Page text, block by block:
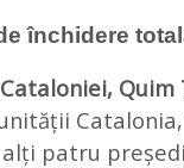
închidere
Quim
patru